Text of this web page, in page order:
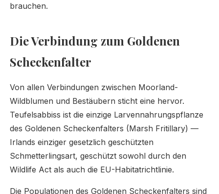
brauchen.
Die Verbindung zum Goldenen
Scheckenfalter
Von allen Verbindungen zwischen Moorland-
Wildblumen und Bestäubern sticht eine hervor.
Teufelsabbiss ist die einzige Larvennahrungspflanze
des Goldenen Scheckenfalters (Marsh Fritillary) —
Irlands einziger gesetzlich geschützten
Schmetterlingsart, geschützt sowohl durch den
Wildlife Act als auch die EU-Habitatrichtlinie.
Die Populationen des Goldenen Scheckenfalters sind